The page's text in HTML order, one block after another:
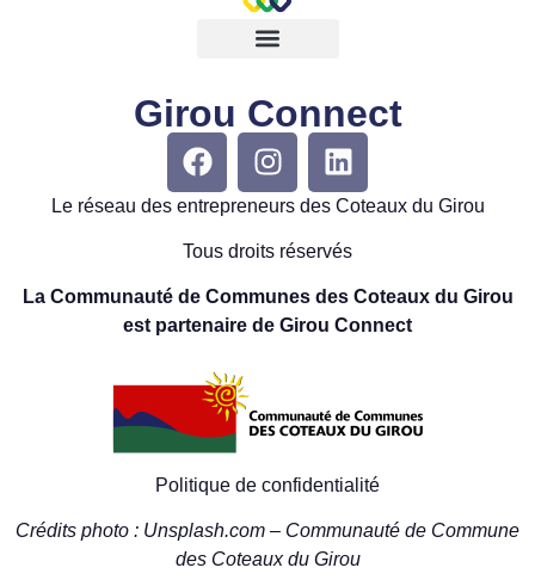
Girou Connect
Le réseau des entrepreneurs des Coteaux du Girou
Tous droits réservés
La Communauté de Communes des Coteaux du Girou
est partenaire de Girou Connect
Politique de confidentialité
Crédits photo : Unsplash.com – Communauté de Commune
des Coteaux du Girou